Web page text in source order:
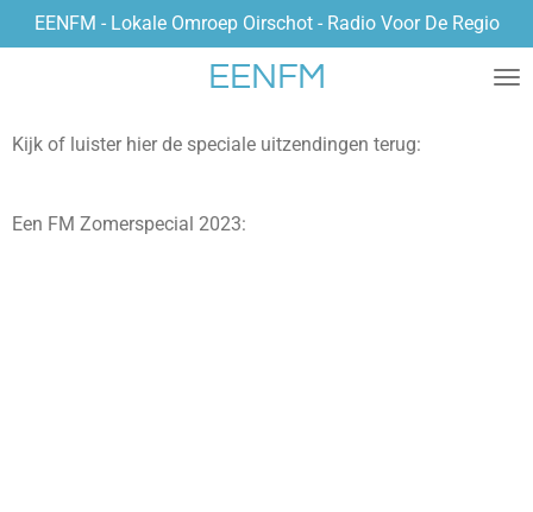
direct
hoofdinhoud
EENFM
EENFM - Lokale Omroep Oirschot - Radio Voor De Regio
Kijk of luister hier de speciale uitzendingen terug:
Een FM Zomerspecial 2023: